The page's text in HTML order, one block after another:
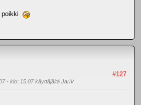
poikki
#127
- klo: 15.07 käyttäjältä JariV